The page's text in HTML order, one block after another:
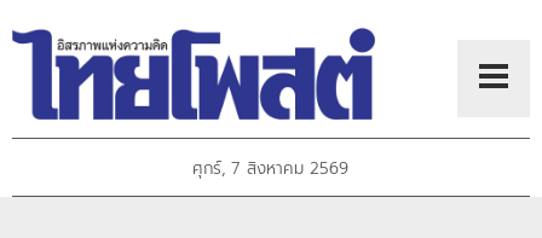
ศุกร์, 7 สิงหาคม 2569